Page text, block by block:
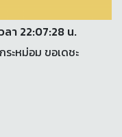
ลา 22:07:28 น.
ะหม่อม ขอเดชะ